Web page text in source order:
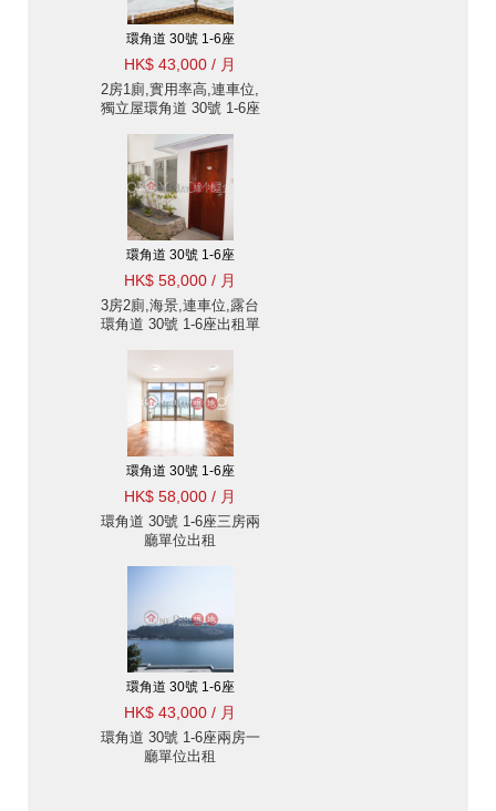
環角道 30號 1-6座
HK$ 43,000 / 月
2房1廁,實用率高,連車位,
獨立屋環角道 30號 1-6座
環角道 30號 1-6座
HK$ 58,000 / 月
3房2廁,海景,連車位,露台
環角道 30號 1-6座出租單
環角道 30號 1-6座
HK$ 58,000 / 月
環角道 30號 1-6座三房兩
廳單位出租
環角道 30號 1-6座
HK$ 43,000 / 月
環角道 30號 1-6座兩房一
廳單位出租